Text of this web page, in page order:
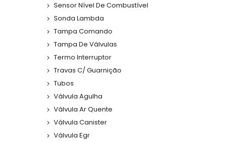
Sensor Nível De Combustível
Sonda Lambda
Tampa Comando
Tampa De Válvulas
Termo Interruptor
Travas C/ Guarnição
Tubos
Válvula Agulha
Válvula Ar Quente
Válvula Canister
Válvula Egr